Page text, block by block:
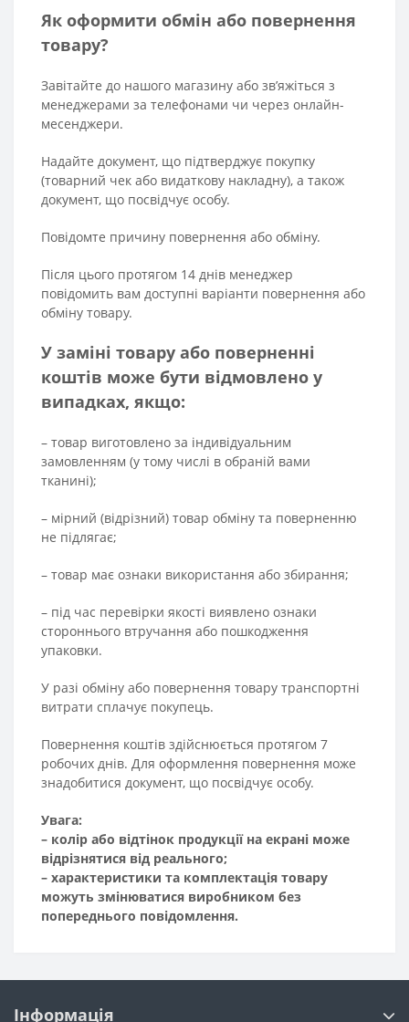
Як оформити обмін або повернення
товару?
Завітайте до нашого магазину або зв’яжіться з
менеджерами за телефонами чи через онлайн-
месенджери.
Надайте документ, що підтверджує покупку
(товарний чек або видаткову накладну), а також
документ, що посвідчує особу.
Повідомте причину повернення або обміну.
Після цього протягом 14 днів менеджер
повідомить вам доступні варіанти повернення або
обміну товару.
У заміні товару або поверненні
коштів може бути відмовлено у
випадках, якщо:
– товар виготовлено за індивідуальним
замовленням (у тому числі в обраній вами
тканині);
– мірний (відрізний) товар обміну та поверненню
не підлягає;
– товар має ознаки використання або збирання;
– під час перевірки якості виявлено ознаки
стороннього втручання або пошкодження
упаковки.
У разі обміну або повернення товару транспортні
витрати сплачує покупець.
Повернення коштів здійснюється протягом 7
робочих днів. Для оформлення повернення може
знадобитися документ, що посвідчує особу.
Увага:
– колір або відтінок продукції на екрані може
відрізнятися від реального;
– характеристики та комплектація товару
можуть змінюватися виробником без
попереднього повідомлення.
Інформація